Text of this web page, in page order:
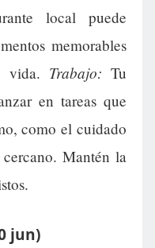
local puede
memorables
vida. Trabajo: Tu
en tareas que
como el cuidado
Mantén la
jun)